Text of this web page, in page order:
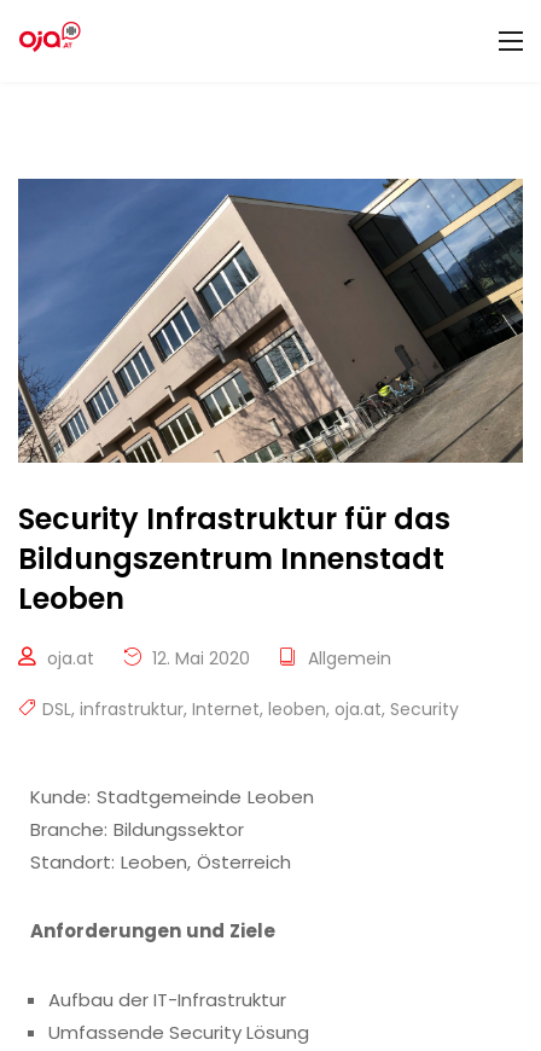
Security Infrastruktur für das
Bildungszentrum Innenstadt
Leoben
oja.at 12. Mai 2020 Allgemein
DSL, infrastruktur, Internet, leoben, oja.at, Security
Kunde: Stadtgemeinde Leoben
Branche: Bildungssektor
Standort: Leoben, Österreich
Anforderungen und Ziele
Aufbau der IT-Infrastruktur
Umfassende Security Lösung